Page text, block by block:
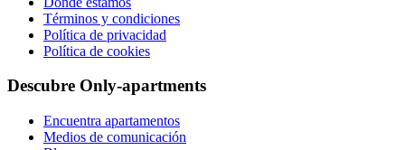
Términos y condiciones
Política de privacidad
Política de cookies
Descubre Only-apartments
Encuentra apartamentos
Medios de comunicación